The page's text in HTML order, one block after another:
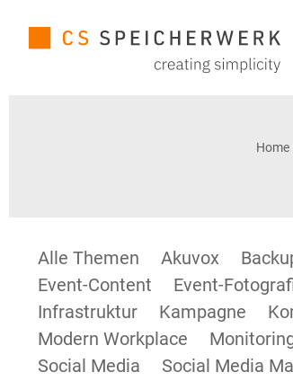
Home
Alle Themen Akuvox
Event-Content
Event-
Infrastruktur
Kampagne
Modern Workplace
Social Media
Social Media